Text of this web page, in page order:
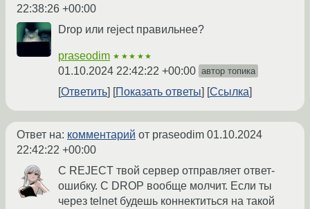
22:38:26 +00:00
Drop или reject правильнее?
praseodim ★★★★★
01.10.2024 22:42:22 +00:00 автор топика
Ответить Показать ответы Ссылка
Ответ на: комментарий от praseodim 01.10.2024
22:42:22 +00:00
С REJECT твой сервер отправляет ответ-
ошибку. С DROP вообще молчит. Если ты
через telnet будешь коннектиться на такой